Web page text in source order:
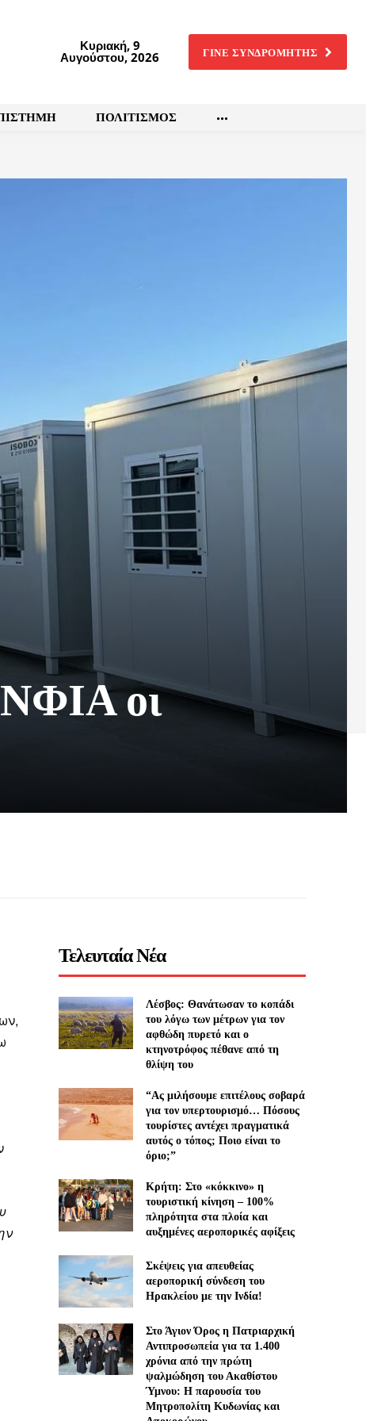
Κυριακή, 9
Αυγούστου, 2026 ΓΙΝΕ ΣΥΝΔΡΟΜΗΤΗΣ
ΠΟΛΙΤΙΣΜΟΣ
οι
Τελευταία Νέα
Λέσβος: Θανάτωσαν το κοπάδι
του λόγω των μέτρων για τον
αφθώδη πυρετό και ο
κτηνοτρόφος πέθανε από τη
θλίψη του
“Ας μιλήσουμε επιτέλους σοβαρά
για τον υπερτουρισμό… Πόσους
τουρίστες αντέχει πραγματικά
αυτός ο τόπος; Ποιο είναι το
όριο;”
Κρήτη: Στο «κόκκινο» η
τουριστική κίνηση – 100%
πληρότητα στα πλοία και
αυξημένες αεροπορικές αφίξεις
Σκέψεις για απευθείας
αεροπορική σύνδεση του
Ηρακλείου με την Ινδία!
Στο Άγιον Όρος η Πατριαρχική
Αντιπροσωπεία για τα 1.400
χρόνια από την πρώτη
ψαλμώδηση του Ακαθίστου
Ύμνου: Η παρουσία του
Μητροπολίτη Κυδωνίας και